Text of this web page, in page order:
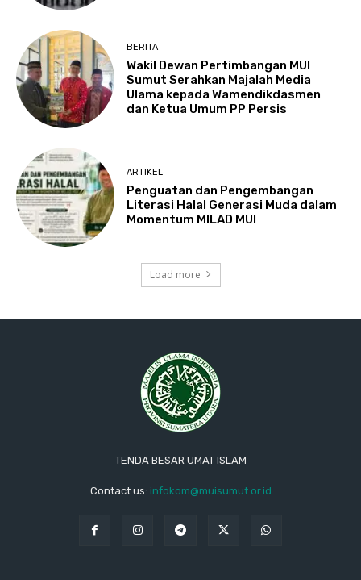
BERITA
Wakil Dewan Pertimbangan MUI
Sumut Serahkan Majalah Media
Ulama kepada Wamendikdasmen
dan Ketua Umum PP Persis
ARTIKEL
Penguatan dan Pengembangan
Literasi Halal Generasi Muda dalam
Momentum MILAD MUI
Load more
TENDA BESAR UMAT ISLAM
Contact us: infokom@muisumut.or.id